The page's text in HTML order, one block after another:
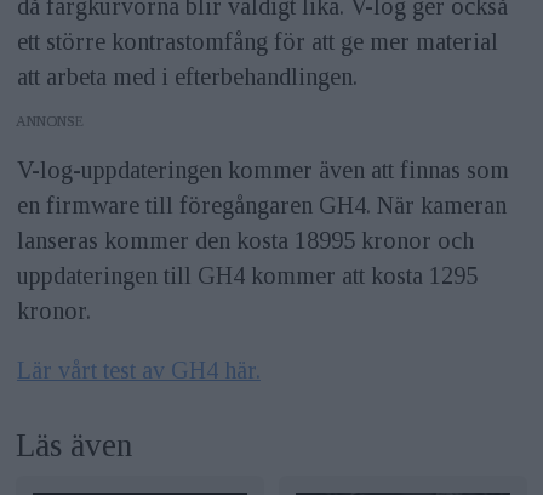
då färgkurvorna blir väldigt lika. V-log ger också
ett större kontrastomfång för att ge mer material
att arbeta med i efterbehandlingen.
ANNONS
V-log-uppdateringen kommer även att finnas som
en firmware till föregångaren GH4. När kameran
lanseras kommer den kosta 18995 kronor och
uppdateringen till GH4 kommer att kosta 1295
kronor.
Lär vårt test av GH4 här.
Läs även